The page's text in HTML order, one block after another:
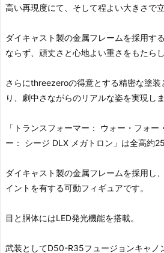
高い再現度にて、そして程よい大きさで立
ダイキャスト製の金属フレームを採用す
ならず、頑丈さと心地よい重さをもたらし
さらにthreezeroの得意とする精密な塗装
り、劇中さながらのリアルな姿を実現しま
「トランスフォーマー： ウォー・フォ
ー： シージ DLX メガトロン」は全高約
ダイキャスト製の金属フレームを採用し
イントを有する可動フィギュアです。
目と胴体にはLED発光機能を搭載。
武装としてD50-R35フュージョンキャノ